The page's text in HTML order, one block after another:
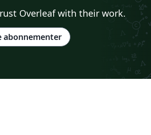
Overleaf with their work.
abonnementer